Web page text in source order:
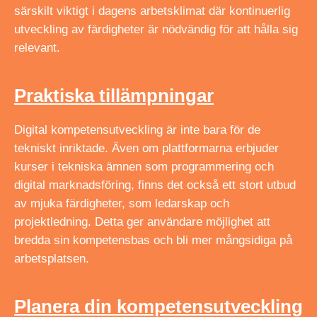
särskilt viktigt i dagens arbetsklimat där kontinuerlig
utveckling av färdigheter är nödvändig för att hålla sig
relevant.
Praktiska tillämpningar
Digital kompetensutveckling är inte bara för de
tekniskt inriktade. Även om plattformarna erbjuder
kurser i tekniska ämnen som programmering och
digital marknadsföring, finns det också ett stort utbud
av mjuka färdigheter, som ledarskap och
projektledning. Detta ger användare möjlighet att
bredda sin kompetensbas och bli mer mångsidiga på
arbetsplatsen.
Planera din kompetensutveckling